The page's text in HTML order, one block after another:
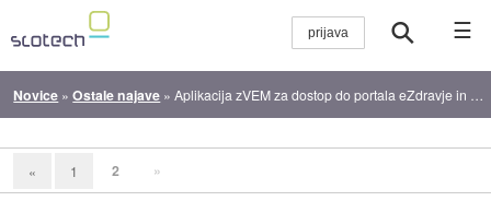
☰
Novice »Ostale najave »Aplikacija zVEM za dostop do portala eZdravje in potrdila COVID je na voljo
« 1 2 »